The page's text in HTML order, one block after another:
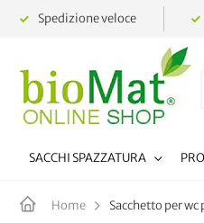
Spedizione veloce
SACCHI SPAZZATURA
Home Sacchetto per